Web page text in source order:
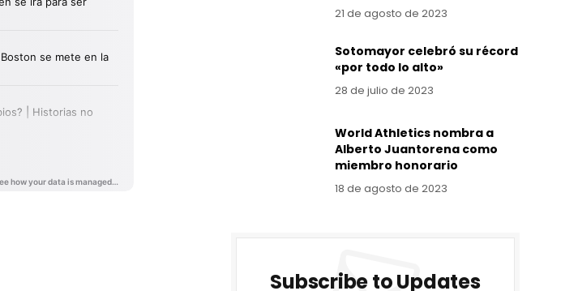
21 de agosto de 2023
Sotomayor celebró su récord
«por todo lo alto»
28 de julio de 2023
World Athletics nombra a
Alberto Juantorena como
miembro honorario
18 de agosto de 2023
Subscribe to Updates